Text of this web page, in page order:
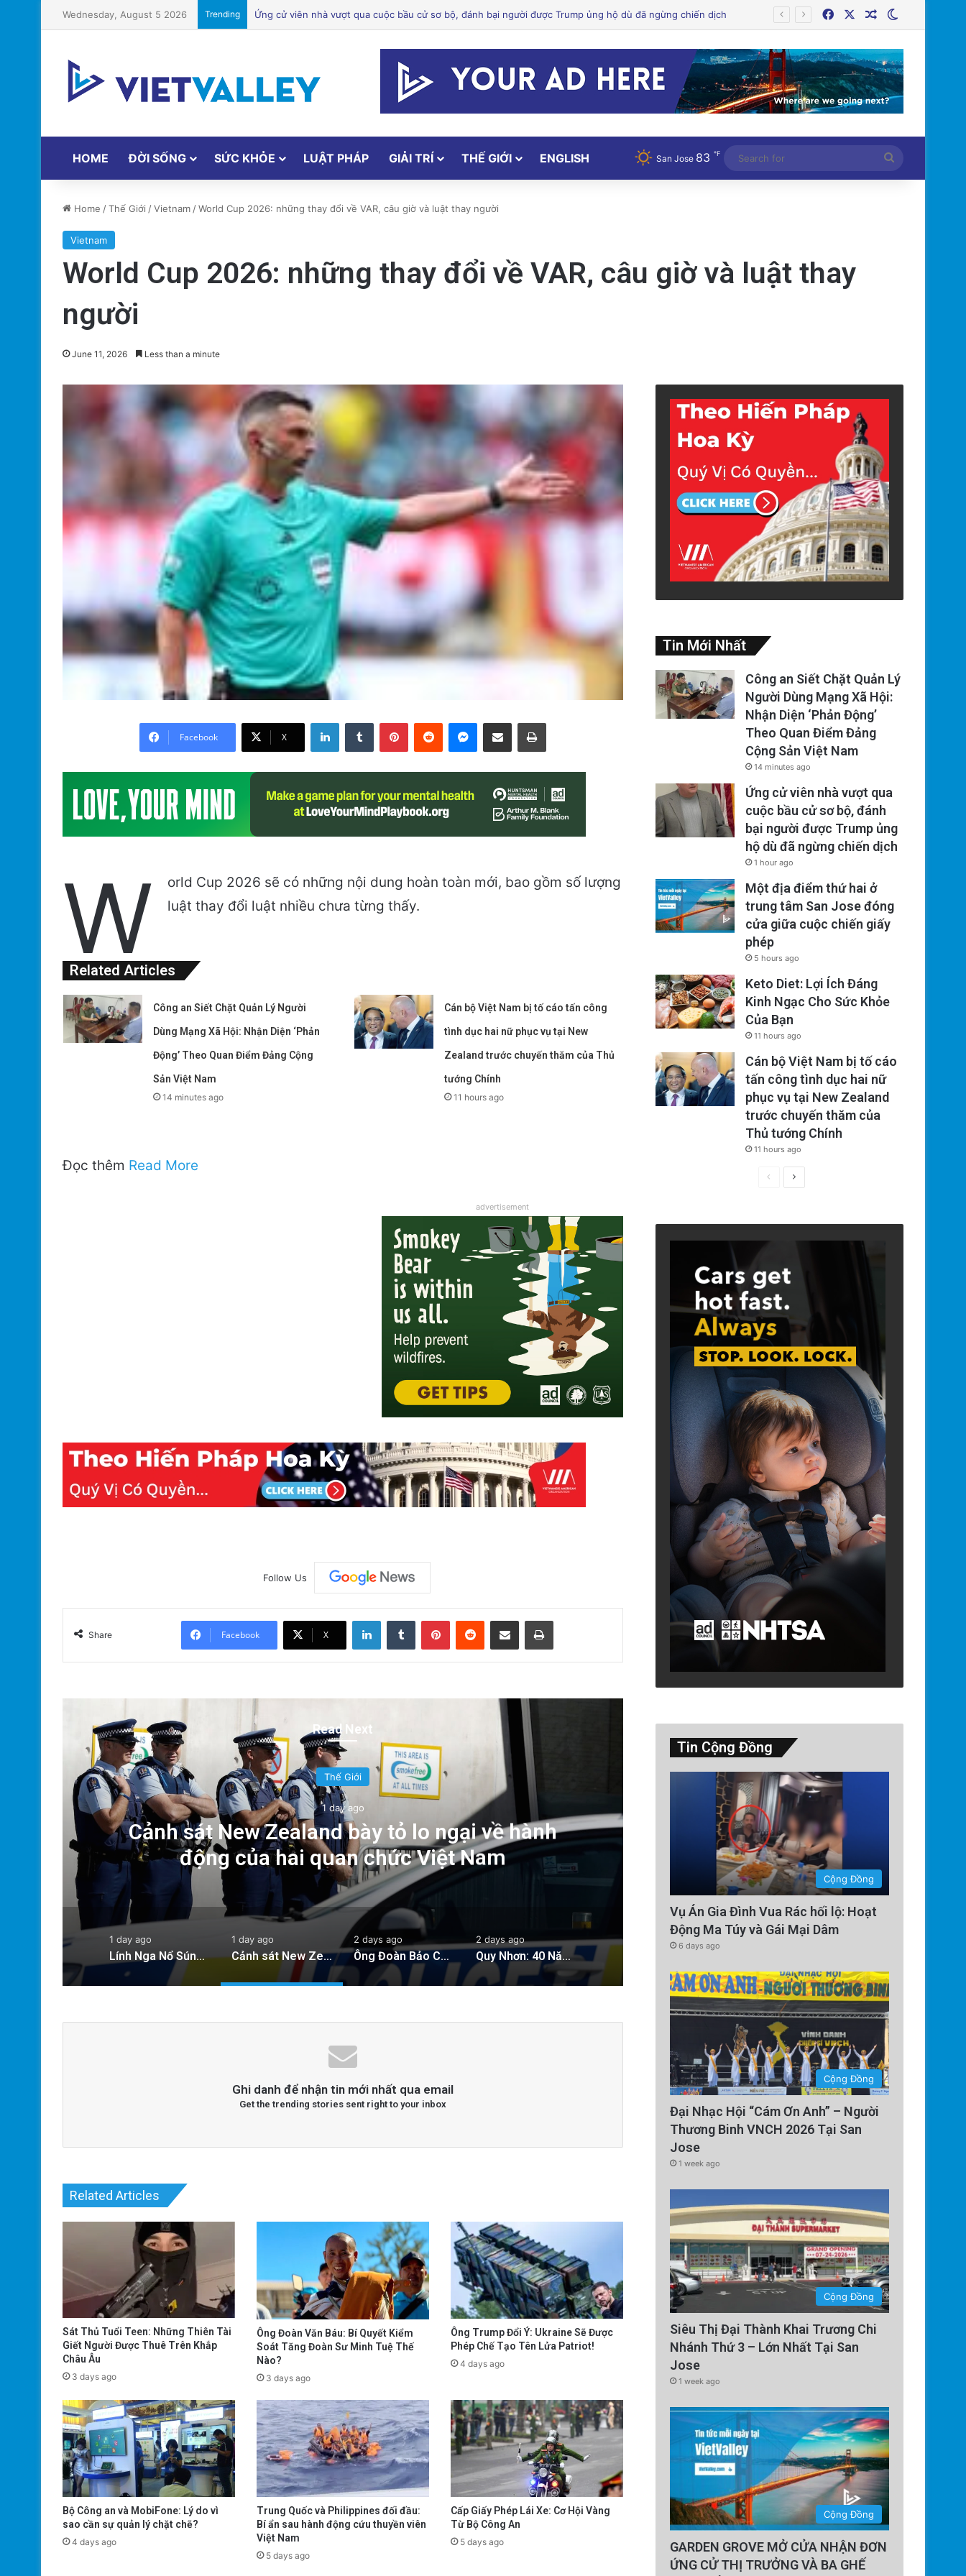
Wednesday, August 5 2026 Trending Một địa điểm thứ hai ở trung tâm San Jose đóng cửa giữa cuộc chiến giấy phép FacebookRandom Article
HOME ĐỜI SỐNG SỨC KHỎE LUẬT PHÁP GIẢI TRÍ THẾ GIỚI ENGLISH San Jose 83 ℉
for
Home /Thế Giới /Vietnam/World Cup 2026: những thay đổi về VAR, câu giờ và luật thay người
Vietnam
World Cup 2026: những thay đổi về VAR, câu giờ và luật thay
người
June 11, 2026 Less than a minute
Facebook X
LinkedInTumblr PinterestReddit Messenger
Share via Email Print
W
orld Cup 2026 sẽ có những nội dung hoàn toàn mới, bao gồm số lượng
luật thay đổi luật nhiều chưa từng thấy.
Related Articles
Công an Siết Chặt Quản Lý Người
Dùng Mạng Xã Hội: Nhận Diện ‘Phản
Động’ Theo Quan Điểm Đảng Cộng
Sản Việt Nam
14 minutes ago
Cán bộ Việt Nam bị tố cáo tấn công
tình dục hai nữ phục vụ tại New
Zealand trước chuyến thăm của Thủ
tướng Chính
11 hours ago
Đọc thêm Read More
advertisement
Follow Us
Share Facebook X
LinkedInTumblr PinterestReddit Share via Email Print
Read Next
Thế Giới
1 day ago
Cảnh sát New Zealand bày tỏ lo ngại về hành
động của hai quan chức Việt Nam
Ông Đoàn Bảo Châu Tuyên
Án 7 Năm Tù Vắng Mặt Vì
Nhà Nước’
1 day ago
Lính Nga Nổ Súng Giết Đồng Đội và Tấn Công Dân Thường Tại Crimea
1 day ago
Cảnh sát New Zealand bày tỏ lo ngại về hành động của hai quan chức Việt Nam
2 days ago
Ông Đoàn Bảo Châu Tuyên Bố Tự Bào Chữa Sau Án 7 Năm Tù Vắng Mặt Vì ‘Tuyên Truyền Chống Nhà Nước’
2 days ago
Quy Nhơn: 40 Năm Khai Thác Đất Vẫn Bị Xem Là Hoang Phế
Ghi danh để nhận tin mới nhất qua email
Get the trending stories sent right to your inbox
Related Articles
Sát Thủ Tuổi Teen: Những Thiên Tài
Giết Người Được Thuê Trên Khắp
Châu Âu
3 days ago
Ông Đoàn Văn Báu: Bí Quyết Kiểm
Soát Tăng Đoàn Sư Minh Tuệ Thế
Nào?
3 days ago
Ông Trump Đổi Ý: Ukraine Sẽ Được
Phép Chế Tạo Tên Lửa Patriot!
4 days ago
Bộ Công an và MobiFone: Lý do vì
sao cần sự quản lý chặt chẽ?
4 days ago
Trung Quốc và Philippines đối đầu:
Bí ẩn sau hành động cứu thuyền viên
Việt Nam
5 days ago
Cấp Giấy Phép Lái Xe: Cơ Hội Vàng
Từ Bộ Công An
5 days ago
Tin Mới Nhất
Công an Siết Chặt Quản Lý
Người Dùng Mạng Xã Hội:
Nhận Diện ‘Phản Động’
Theo Quan Điểm Đảng
Cộng Sản Việt Nam
14 minutes ago
Ứng cử viên nhà vượt qua
cuộc bầu cử sơ bộ, đánh
bại người được Trump ủng
hộ dù đã ngừng chiến dịch
1 hour ago
Một địa điểm thứ hai ở
trung tâm San Jose đóng
cửa giữa cuộc chiến giấy
phép
5 hours ago
Keto Diet: Lợi Ích Đáng
Kinh Ngạc Cho Sức Khỏe
Của Bạn
11 hours ago
Cán bộ Việt Nam bị tố cáo
tấn công tình dục hai nữ
phục vụ tại New Zealand
trước chuyến thăm của
Thủ tướng Chính
11 hours ago
PreviousNext
Tin Cộng Đồng
Cộng Đồng
Vụ Án Gia Đình Vua Rác hối lộ: Hoạt
Động Ma Túy và Gái Mại Dâm
6 days ago
Cộng Đồng
Đại Nhạc Hội “Cám Ơn Anh” – Người
Thương Binh VNCH 2026 Tại San
Jose
1 week ago
Cộng Đồng
Siêu Thị Đại Thành Khai Trương Chi
Nhánh Thứ 3 – Lớn Nhất Tại San
Jose
1 week ago
Cộng Đồng
GARDEN GROVE MỞ CỬA NHẬN ĐƠN
ỨNG CỬ THỊ TRƯỞNG VÀ BA GHẾ